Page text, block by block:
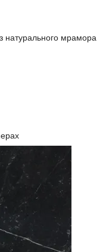
натурального мрамора